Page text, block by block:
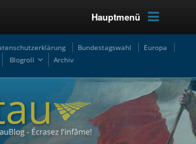
Hauptmenü
Bundestagswahl
Europa
Blogroll Archiv